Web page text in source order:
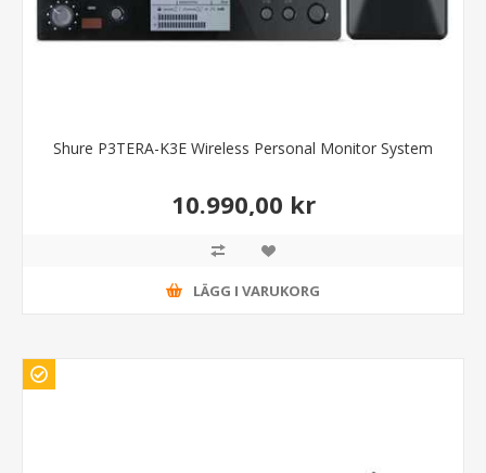
Shure P3TERA-K3E Wireless Personal Monitor System
10.990,00 kr
LÄGG I VARUKORG